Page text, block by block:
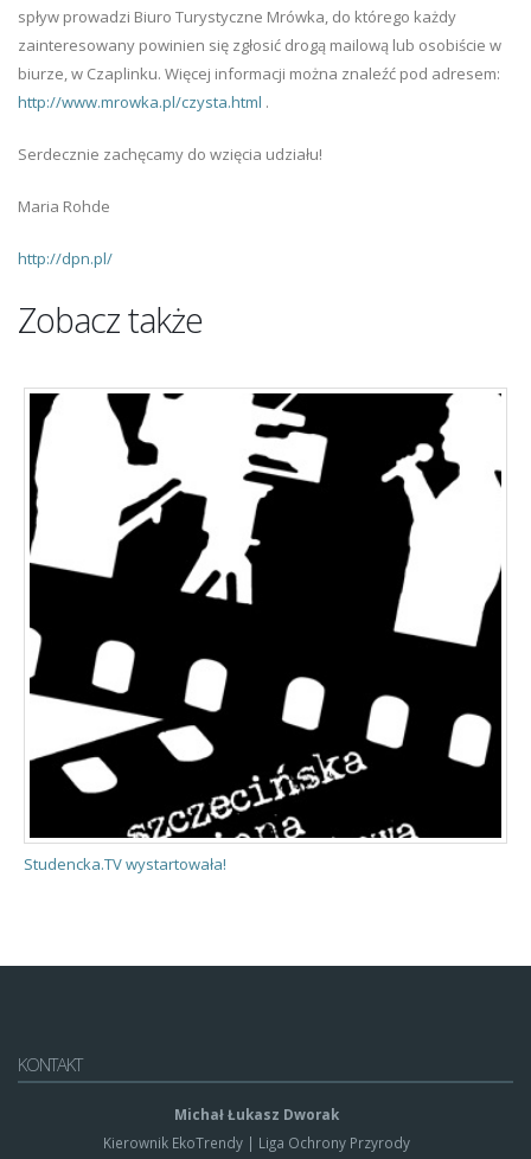
spływ prowadzi Biuro Turystyczne Mrówka, do którego każdy
zainteresowany powinien się zgłosić drogą mailową lub osobiście w
biurze, w Czaplinku. Więcej informacji można znaleźć pod adresem:
http://www.mrowka.pl/czysta.html .
Serdecznie zachęcamy do wzięcia udziału!
Maria Rohde
http://dpn.pl/
Zobacz także
Studencka.TV wystartowała!
KONTAKT
Michał Łukasz Dworak
Kierownik EkoTrendy | Liga Ochrony Przyrody